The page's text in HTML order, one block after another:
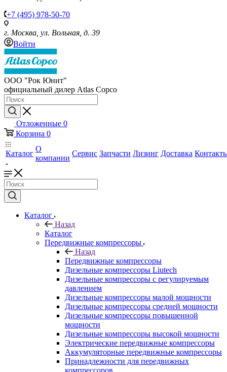
+7 (495) 978-50-70
г. Москва, ул. Вольная, д. 39
Войти
ООО "Рок Юнит"
официальный дилер Atlas Copco
Отложенные 0
Корзина 0
Каталог
О
компании
Сервис Запчасти Лизинг Доставка
Каталог
Назад
Каталог
Передвижные компрессоры
Назад
Передвижные компрессоры
Дизельные компрессоры Liutech
Дизельные компрессоры с регулируемым
давлением
Дизельные компрессоры малой мощности
Дизельные компрессоры средней мощности
Дизельные компрессоры повышенной
мощности
Дизельные компрессоры высокой мощности
Электрические передвижные компрессоры
Аккумуляторные передвижные компрессоры
Принадлежности для передвижных
компрессоров